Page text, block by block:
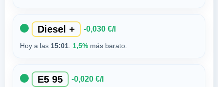
Diesel + -0,030 €/l
Hoy a las 15:01. 1,5%más barato.
E5 95 -0,020 €/l